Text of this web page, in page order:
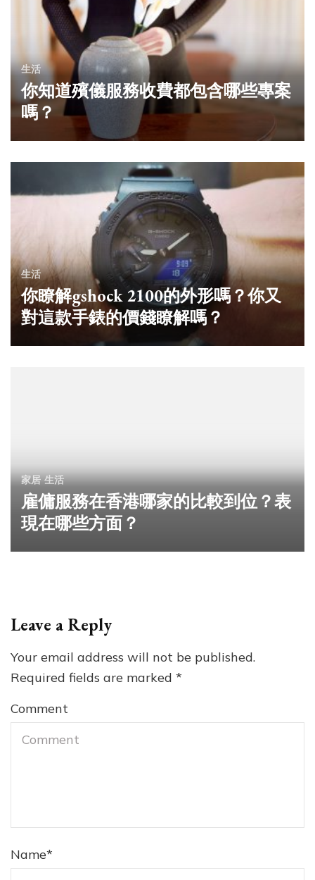
生活
你知道殯儀服務收費都包含哪些專案
嗎？
生活
你瞭解gshock 2100的外形嗎？你又
對這款手錶的價錢瞭解嗎？
家居 生活
雇傭服務在香港哪家的比較到位？表
現在哪些方面？
Leave a Reply
Your email address will not be published.
Required fields are marked *
Comment
Name*